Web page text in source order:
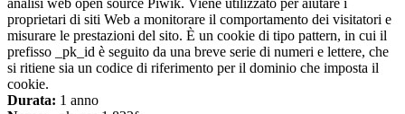
analisi web open source Piwik. Viene utilizzato per aiutare i
proprietari di siti Web a monitorare il comportamento dei visitatori e
misurare le prestazioni del sito. È un cookie di tipo pattern, in cui il
prefisso _pk_id è seguito da una breve serie di numeri e lettere, che
si ritiene sia un codice di riferimento per il dominio che imposta il
cookie.
Durata: 1 anno